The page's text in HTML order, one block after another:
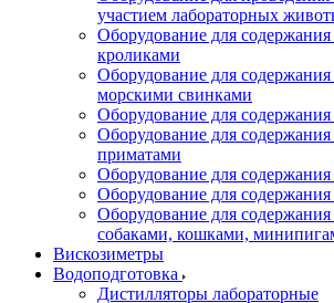
участием лабораторных
Оборудование для
кроликами
Оборудование для
морскими свинками
Оборудование для
Оборудование для
приматами
Оборудование для
Оборудование для
Оборудование для
собаками, кошками,
Вискозиметры
Водоподготовка
Дистилляторы лабораторные